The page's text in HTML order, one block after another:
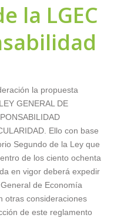
la LGEC
la propuesta
GENERAL DE
Ello con base
Segundo de la Ley que
de los ciento ochenta
en vigor deberá expedir
de Economía
otras consideraciones
de este reglamento